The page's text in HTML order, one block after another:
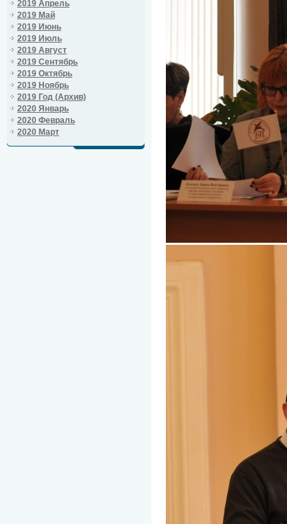
2019 Апрель
2019 Май
2019 Июнь
2019 Июль
2019 Август
2019 Сентябрь
2019 Октябрь
2019 Ноябрь
2019 Год (Архив)
2020 Январь
2020 Февраль
2020 Март